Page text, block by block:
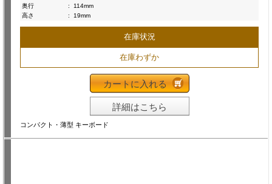
奥行
:
114mm
高さ
: 19mm
在庫状況
在庫わずか
カートに入れる
詳細はこちら
コンパクト・薄型 キーボード